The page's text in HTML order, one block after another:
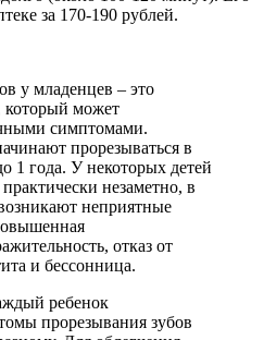
за 170-190 рублей.
у младенцев – это
который может
симптомами.
прорезываться в
1 года. У некоторых детей
незаметно, в
неприятные
отказ от
и бессонница.
ребенок
прорезывания зубов